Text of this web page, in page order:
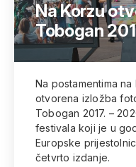
Na Korzu
Tobogan
Na postamentima
otvorena izložba
Tobogan 2017. –
festivala koji je u
Europske
četvrto izdanje.